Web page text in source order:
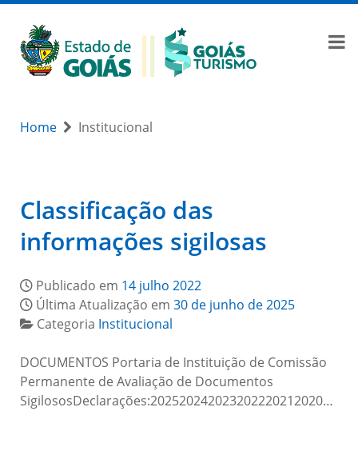
Home Institucional
Classificação das
informações sigilosas
Publicado em 14 julho 2022
Última Atualização em 30 de junho de 2025
Categoria Institucional
DOCUMENTOS Portaria de Instituição de Comissão
Permanente de Avaliação de Documentos
SigilososDeclarações:202520242023202220212020…